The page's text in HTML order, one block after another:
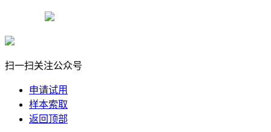
粤公网安备11078472号-2
扫一扫关注公众号
申请试用
样本索取
返回顶部